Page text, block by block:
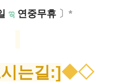
ಇ연중무휴 〕*
는길:]◆◇